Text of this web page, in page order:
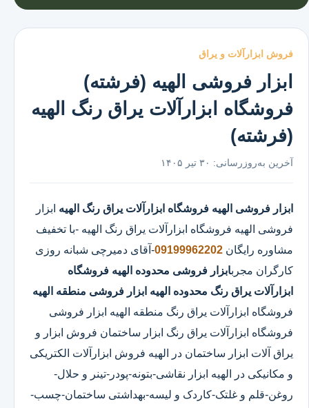
فروش ابزارآلات و یراق
ابزار فروشی الهیه (فرشته)
فروشگاه ابزارآلات یراق رنگ الهیه
(فرشته)
آخرین به‌روزرسانی: ۳۰ تیر ۱۴۰۵
ابزار فروشی الهیه فروشگاه ابزارآلات یراق رنگ الهیه ابزار
فروشی الهیه فروشگاه ابزارآلات یراق رنگ الهیه -با تخفیف
مشاوره رایگان 09199962202-آقای دمیرچی شبانه روزی
کارگران مجربابزار فروشی محدوده الهیه فروشگاه
ابزارآلات یراق رنگ محدوده الهیه ابزار فروشی منطقه الهیه
فروشگاه ابزارآلات یراق رنگ منطقه الهیه ابزار فروشی
فروشگاه ابزارآلات یراق رنگ ابزار ساختمان فروش ابزار و
یراق آلات ابزار ساختمان در الهیه فروش ابزارآلات الکتریکی
و مکانیکی در الهیه ابزار نقاشی-بتونه-پودر-تینر و حلال-
روغن-قلم و غلتک-کاردک و لیسه-بهداشتی ساختمان-چسب-